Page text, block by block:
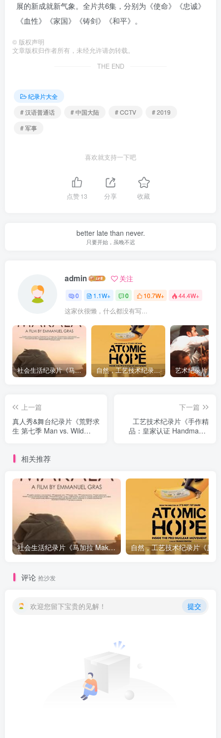
展的新成就新气象。全片共6集，分别为《使命》《忠诚》
《血性》《家国》《铸剑》《和平》。
© 版权声明
文章版权归作者所有，未经允许请勿转载。
THE END
纪录片大全
# 汉语普通话
# 中国大陆 # CCTV
# 2019
# 军事
喜欢就支持一下吧
点赞13 分享 收藏
better late than never.
只要开始，虽晚不迟
admin 关注
0 1.1W+ 0 10.7W+ 44.4W+
这家伙很懒，什么都没有写...
社会生活纪录片《马加拉 Makala》下载 自然，工艺技术纪录片《原子能的希望 Atomic Hope – Inside the Pro-Nuclear Movement》下载
上一篇
真人秀&舞台纪录片《荒野求
生 第七季 Man vs. Wild
下一篇
工艺技术纪录片《手作精
品：皇家认证 Handmade:
相关推荐
社会生活纪录片《马加拉 Makala》下载
评论 抢沙发
欢迎您留下宝贵的见解！ 提交